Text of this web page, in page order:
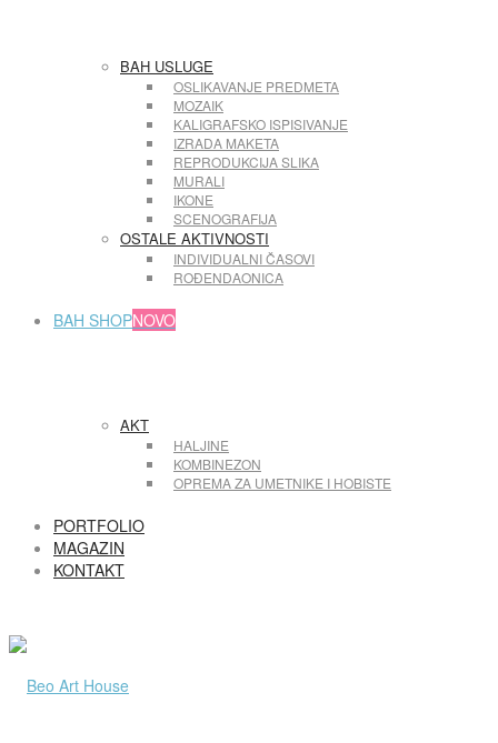
BAH USLUGE
OSLIKAVANJE PREDMETA
MOZAIK
KALIGRAFSKO ISPISIVANJE
IZRADA MAKETA
REPRODUKCIJA SLIKA
MURALI
IKONE
SCENOGRAFIJA
OSTALE AKTIVNOSTI
INDIVIDUALNI ČASOVI
ROĐENDAONICA
BAH SHOPNOVO
AKT
HALJINE
KOMBINEZON
OPREMA ZA UMETNIKE I HOBISTE
PORTFOLIO
MAGAZIN
KONTAKT